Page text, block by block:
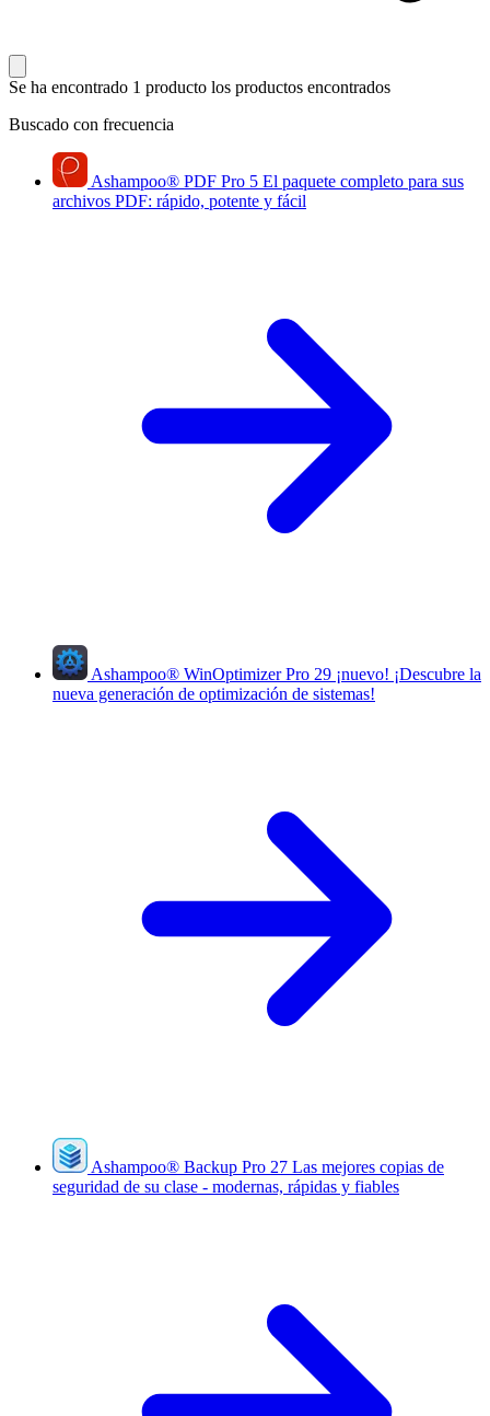
Se ha encontrado 1 producto los productos encontrados
Buscado con frecuencia
Ashampoo® PDF Pro 5 El paquete completo para sus
archivos PDF: rápido, potente y fácil
Ashampoo® WinOptimizer Pro 29 ¡nuevo! ¡Descubre la
nueva generación de optimización de sistemas!
Ashampoo® Backup Pro 27 Las mejores copias de
seguridad de su clase - modernas, rápidas y fiables